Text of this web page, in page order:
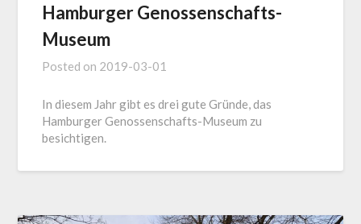
Hamburger Genossenschafts-
Museum
Posted on 2019-03-01
In diesem Jahr gibt es drei gute Gründe, das
Hamburger Genossenschafts-Museum zu
besichtigen.